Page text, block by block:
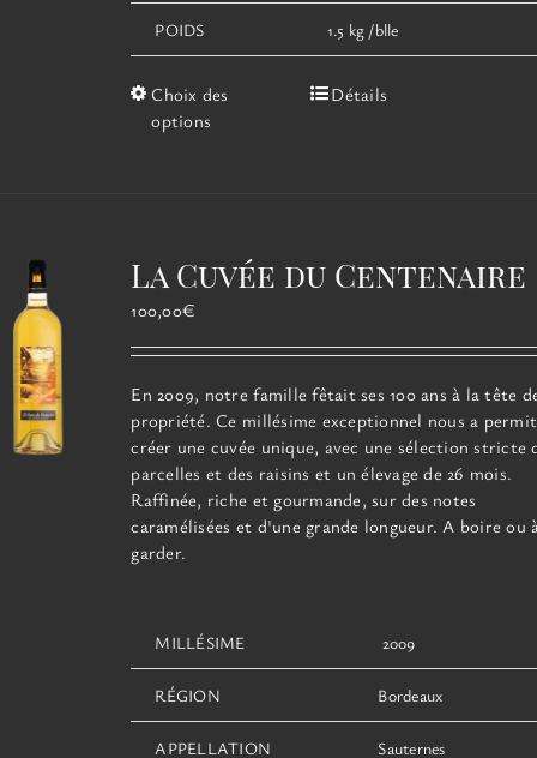
POIDS 1.5 kg /blle
Choix des
options
Ce
peuvent
sur
la
produit
Détails
La Cuvée du Centenaire
100,00€
En 2009, notre famille fêtait ses 100 ans à la tête
propriété. Ce millésime exceptionnel nous a
créer une cuvée unique, avec une sélection stricte
parcelles et des raisins et un élevage de 26 mois.
Raffinée, riche et gourmande, sur des notes
caramélisées et d'une grande longueur. A boire ou
garder.
MILLÉSIME 2009
RÉGION Bordeaux
APPELLATION Sauternes